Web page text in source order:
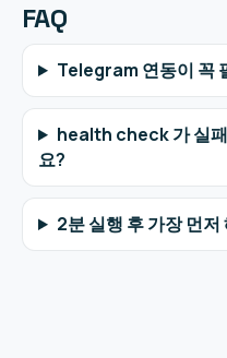
FAQ
Telegram 연동이 꼭
health check 가 실
요?
2분 실행 후 가장 먼